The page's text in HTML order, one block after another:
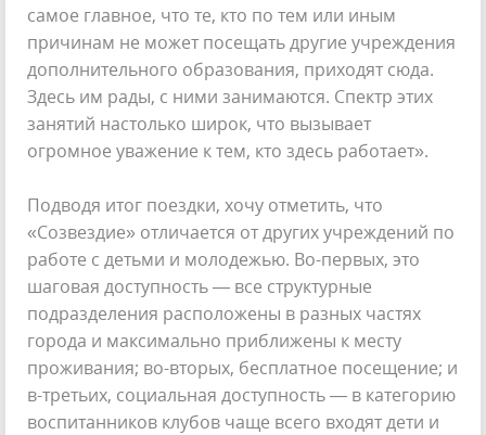
самое главное, что те, кто по тем или иным
причинам не может посещать другие учреждения
дополнительного образования, приходят сюда.
Здесь им рады, с ними занимаются. Спектр этих
занятий настолько широк, что вызывает
огромное уважение к тем, кто здесь работает».
Подводя итог поездки, хочу отметить, что
«Созвездие» отличается от других учреждений по
работе с детьми и молодежью. Во-первых, это
шаговая доступность — все структурные
подразделения расположены в разных частях
города и максимально приближены к месту
проживания; во-вторых, бесплатное посещение; и
в-третьих, социальная доступность — в категорию
воспитанников клубов чаще всего входят дети и